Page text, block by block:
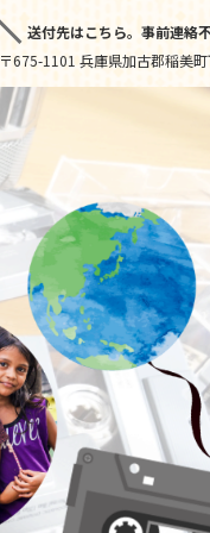
送付先はこちら。 事前連絡
〒675-1101 兵庫県加古郡稲美